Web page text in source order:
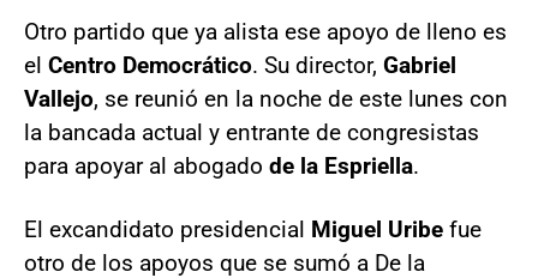
Otro partido que ya alista ese apoyo de lleno es
el Centro Democrático. Su director, Gabriel
Vallejo, se reunió en la noche de este lunes con
la bancada actual y entrante de congresistas
para apoyar al abogado de la Espriella.
El excandidato presidencial Miguel Uribe fue
otro de los apoyos que se sumó a De la